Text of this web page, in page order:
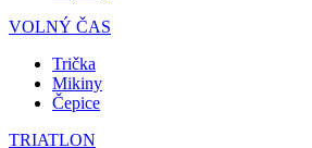
VOLNÝ ČAS
Trička
Mikiny
Čepice
TRIATLON